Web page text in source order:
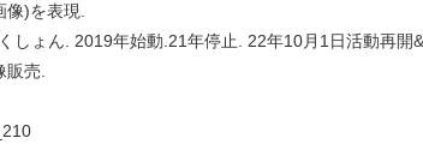
)を表現.
しょん. 2019年始動.21年停止. 22年10月1日活動再開&
売.